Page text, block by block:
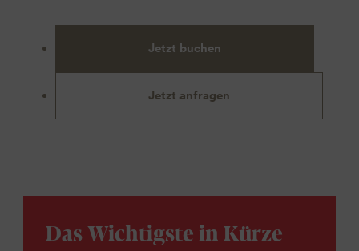
Jetzt buchen
Jetzt anfragen
Das Wichtigste in Kürze